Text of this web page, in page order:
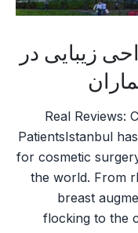
زیبایی در
Real Reviews:
PatientsIstanbul
for cosmetic
the world. From
breast
flocking to the